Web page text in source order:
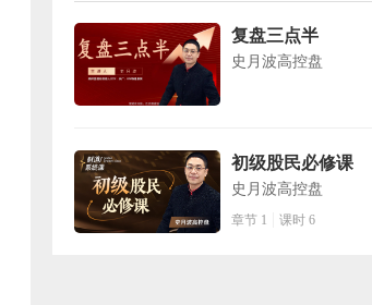
复盘三点半
史月波高控盘
初级股民必修课
史月波高控盘
章节 1 课时 6